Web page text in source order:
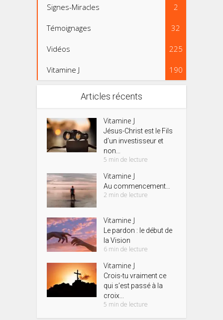
Signes-Miracles 2
Témoignages 32
Vidéos 225
Vitamine J 190
Articles récents
Vitamine J
Jésus-Christ est le Fils
d’un investisseur et
non...
5 min de lecture
Vitamine J
Au commencement…
2 min de lecture
Vitamine J
Le pardon : le début de
la Vision
6 min de lecture
Vitamine J
Crois-tu vraiment ce
qui s’est passé à la
croix...
5 min de lecture